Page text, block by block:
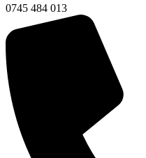
0745 484 013